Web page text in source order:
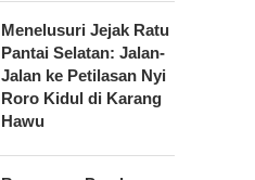
Menelusuri Jejak Ratu
Pantai Selatan: Jalan-
Jalan ke Petilasan Nyi
Roro Kidul di Karang
Hawu